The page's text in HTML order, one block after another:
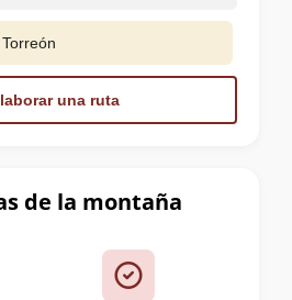
de la montaña
una ruta